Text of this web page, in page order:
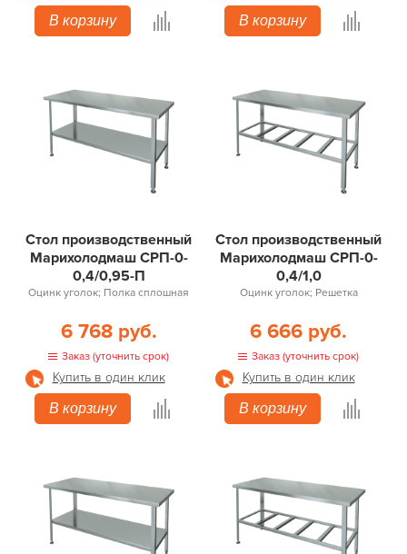
В корзину
В корзину
Стол производственный
Марихолодмаш СРП-0-
0,4/0,95-П
Оцинк уголок; Полка сплошная
6 768 руб.
Заказ (уточнить срок)
Купить в один клик
В корзину
Стол производственный
Марихолодмаш СРП-0-
0,4/1,0
Оцинк уголок; Решетка
6 666 руб.
Заказ (уточнить срок)
Купить в один клик
В корзину